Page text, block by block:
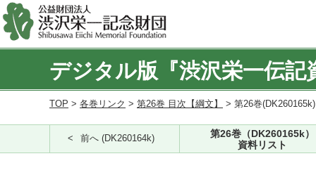
デジタル版『渋沢栄一伝記
TOP > 各巻リンク > 第26巻 目次【綱文】 > 第26巻
前へ (DK260164k)
第26巻（DK260165k）
資料リスト